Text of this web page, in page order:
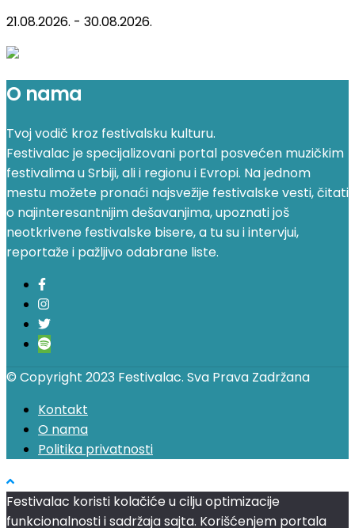
21.08.2026. - 30.08.2026.
O nama
Tvoj vodič kroz festivalsku kulturu.
Festivalac je specijalizovani portal posvećen muzičkim
festivalima u Srbiji, ali i regionu i Evropi. Na jednom
mestu možete pronaći najsvežije festivalske vesti, čitati
o najinteresantnijim dešavanjima, upoznati još
neotkrivene festivalske bisere, a tu su i intervjui,
reportaže i pažljivo odabrane liste.
© Copyright 2023 Festivalac. Sva Prava Zadržana
Kontakt
O nama
Politika privatnosti
Festivalac koristi kolačiće u cilju optimizacije
funkcionalnosti i sadržaja sajta. Korišćenjem portala